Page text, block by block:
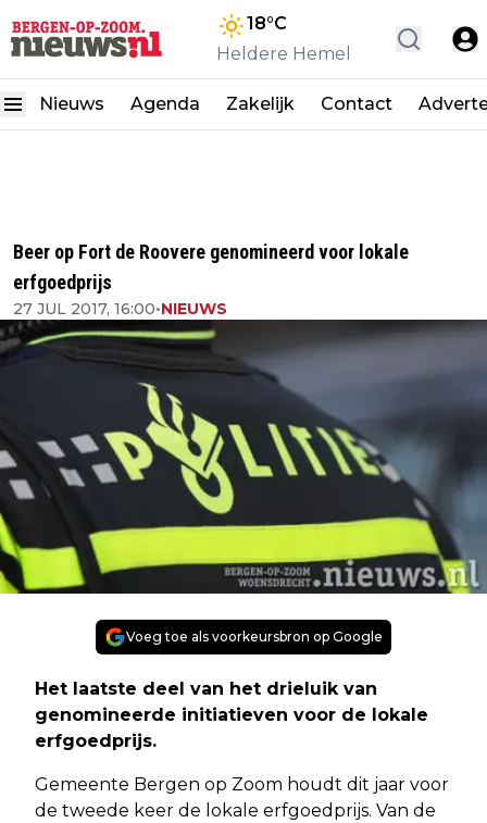
18°C
Heldere Hemel
Nieuws Agenda Zakelijk Contact
Beer op Fort de Roovere genomineerd voor lokale
erfgoedprijs
27 JUL 2017, 16:00•NIEUWS
Voeg toe als voorkeursbron op Google
Het laatste deel van het drieluik van
genomineerde initiatieven voor de lokale
erfgoedprijs.
Gemeente Bergen op Zoom houdt dit jaar voor
de tweede keer de lokale erfgoedprijs. Van de